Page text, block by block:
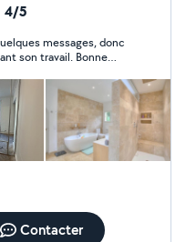
fonctionnels,
4/5
messages, donc
son travail. Bonne
Contacter